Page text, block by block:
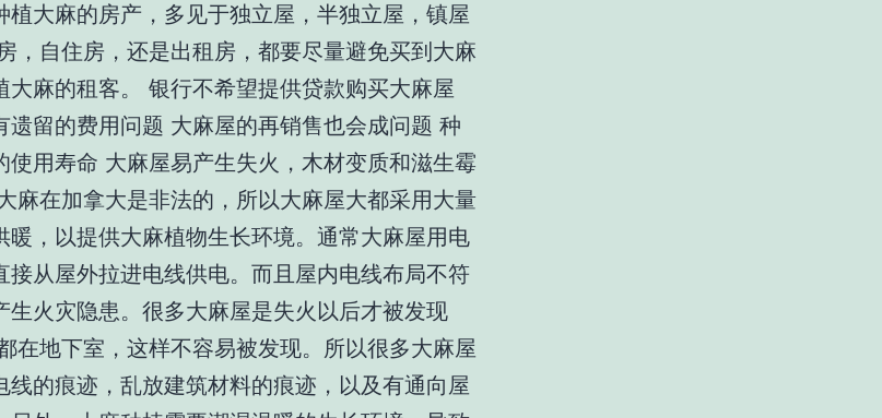
植大麻的房产，多见于独立屋，半独立屋，镇屋
，自住房，还是出租房，都要尽量避免买到大麻
大麻的租客。 银行不希望提供贷款购买大麻屋
遗留的费用问题 大麻屋的再销售也会成问题 种
使用寿命 大麻屋易产生失火，木材变质和滋生霉
麻在加拿大是非法的，所以大麻屋大都采用大量
暖，以提供大麻植物生长环境。通常大麻屋用电
接从屋外拉进电线供电。而且屋内电线布局不符
生火灾隐患。很多大麻屋是失火以后才被发现
在地下室，这样不容易被发现。所以很多大麻屋
线的痕迹，乱放建筑材料的痕迹，以及有通向屋